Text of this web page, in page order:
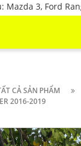
Mazda 3, Ford
CẢ SẢN PHẨM
2016-2019